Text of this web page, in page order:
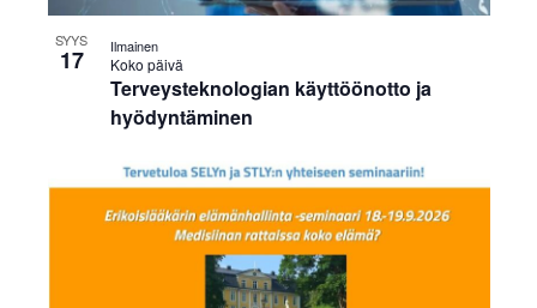
SYYS
17
Terveysteknologian käyttöönotto ja
hyödyntäminen
Koko päivä
Ilmainen